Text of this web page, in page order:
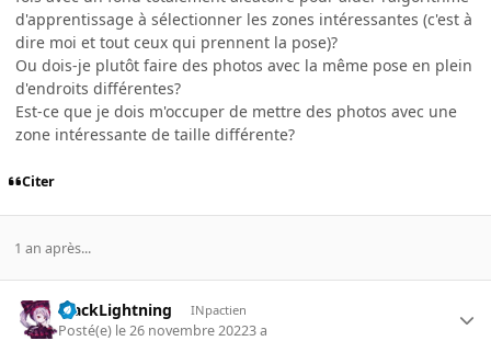
d'apprentissage à sélectionner les zones intéressantes (c'est à
dire moi et tout ceux qui prennent la pose)?
Ou dois-je plutôt faire des photos avec la même pose en plein
d'endroits différentes?
Est-ce que je dois m'occuper de mettre des photos avec une
zone intéressante de taille différente?
Citer
1 an après...
BlackLightning INpactien
Posté(e) le 26 novembre 20223 a